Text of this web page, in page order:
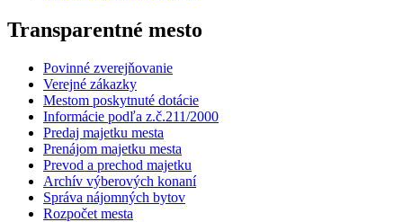
Transparentné mesto
Povinné zverejňovanie
Verejné zákazky
Mestom poskytnuté dotácie
Informácie podľa z.č.211/2000
Predaj majetku mesta
Prenájom majetku mesta
Prevod a prechod majetku
Archív výberových konaní
Správa nájomných bytov
Rozpočet mesta